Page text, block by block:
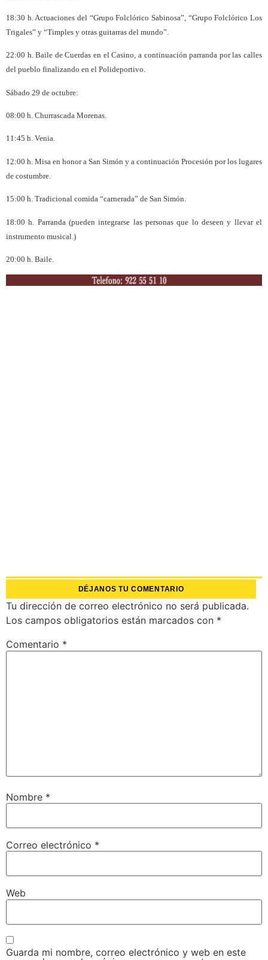
18:30 h. Actuaciones del “Grupo Folclórico Sabinosa”, “Grupo Folclórico Los
Trigales” y “Timples y otras guitarras del mundo”.
22:00 h. Baile de Cuerdas en el Casino, a continuación parranda por las calles
del pueblo finalizando en el Polideportivo.
Sábado 29 de octubre:
08:00 h. Churrascada Morenas.
11:45 h. Venia.
12:00 h. Misa en honor a San Simón y a continuación Procesión por los lugares
de costumbre.
15:00 h. Tradicional comida “carnerada” de San Simón.
18:00 h. Parranda (pueden integrarse las personas que lo deseen y llevar el
instrumento musical.)
20:00 h. Baile.
DÉJANOS TU COMENTARIO
Tu dirección de correo electrónico no será publicada.
Los campos obligatorios están marcados con *
Comentario *
Nombre *
Correo electrónico *
Web
Guarda mi nombre, correo electrónico y web en este